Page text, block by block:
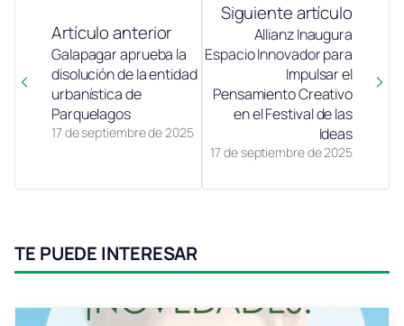
Artículo anterior
17 de septiembre de 2025
Galapagar aprueba la
disolución de la entidad
urbanística de
Parquelagos
Siguiente artículo
17 de septiembre de 2025
Allianz Inaugura
Espacio Innovador para
Impulsar el
Pensamiento Creativo
en el Festival de las
Ideas
TE PUEDE INTERESAR